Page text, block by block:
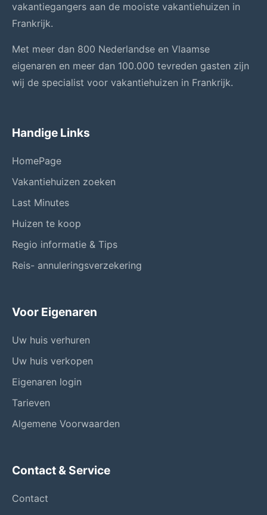
vakantiegangers aan de mooiste vakantiehuizen in
Frankrijk.
Met meer dan 800 Nederlandse en Vlaamse
eigenaren en meer dan 100.000 tevreden gasten zijn
wij de specialist voor vakantiehuizen in Frankrijk.
Handige Links
HomePage
Vakantiehuizen zoeken
Last Minutes
Huizen te koop
Regio informatie & Tips
Reis- annuleringsverzekering
Voor Eigenaren
Uw huis verhuren
Uw huis verkopen
Eigenaren login
Tarieven
Algemene Voorwaarden
Contact & Service
Contact